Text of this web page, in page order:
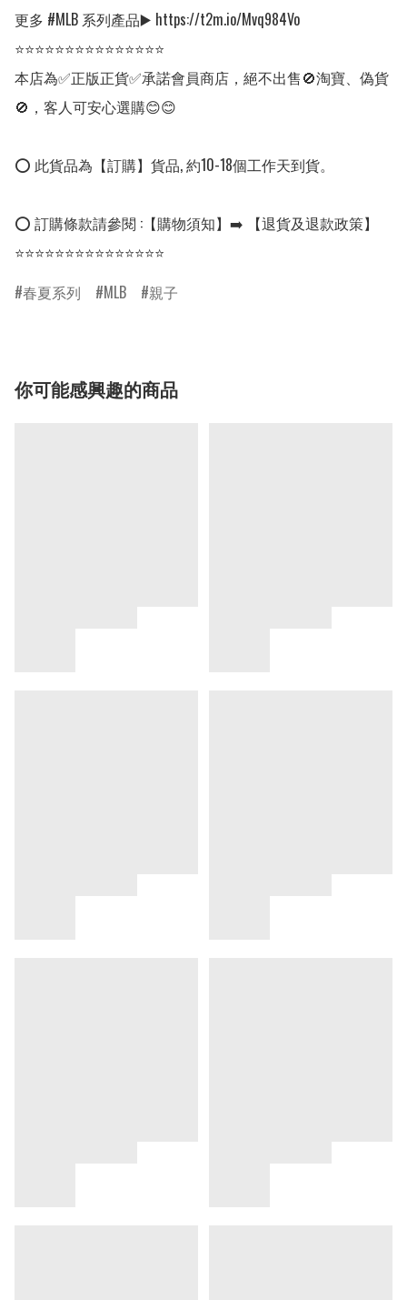
更多 #MLB 系列產品▶️ https://t2m.io/Mvq984Vo
⭐⭐⭐⭐⭐⭐⭐⭐⭐⭐⭐⭐⭐⭐⭐
本店為✅正版正貨✅承諾會員商店，絕不出售🚫淘寶、偽貨
🚫，客人可安心選購😊😊
⭕ 此貨品為【訂購】貨品, 約10-18個工作天到貨。
⭕ 訂購條款請參閱 :【購物須知】➡️ 【退貨及退款政策】
⭐⭐⭐⭐⭐⭐⭐⭐⭐⭐⭐⭐⭐⭐⭐
春夏系列
MLB 親子
你可能感興趣的商品